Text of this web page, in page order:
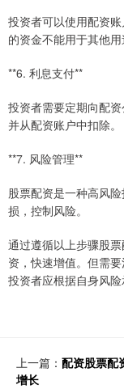
投资者可以使用配资
的资金不能用于其他
**6. 利息支付**
投资者需要定期向配
并从配资账户中扣除。
**7. 风险管理**
股票配资是一种高风
损，控制风险。
通过遵循以上步骤股
资，快速增值。但需
投资者应根据自身风险
上一篇： 配资股票配
增长